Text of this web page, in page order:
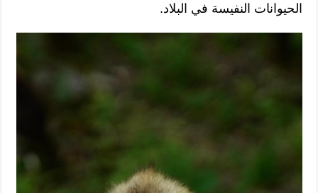
الحيوانات النفيسة في البلاد.